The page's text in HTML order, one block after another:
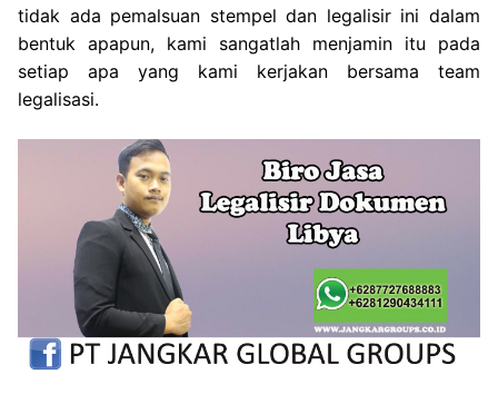
tidak ada pemalsuan stempel dan legalisir ini dalam
bentuk apapun, kami sangatlah menjamin itu pada
setiap apa yang kami kerjakan bersama team
legalisasi.